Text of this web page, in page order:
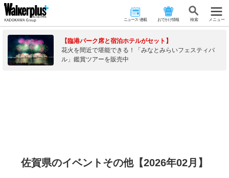
ニュース･連載 おでかけ情報 検 索 メニュー
【臨港パーク席と宿泊ホテルがセット】
花火を間近で堪能できる！「みなとみらいフェスティバ
ル」鑑賞ツアーを販売中
佐賀県のイベントその他【2026年02月】